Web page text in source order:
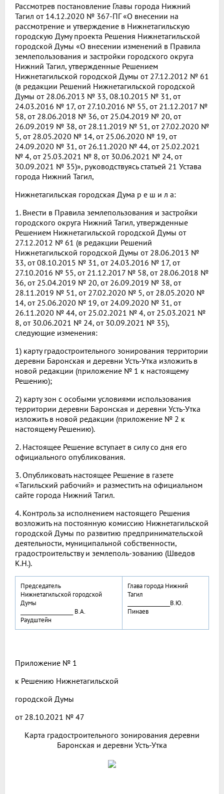
Рассмотрев постановление Главы города Нижний
Тагил от 14.12.2020 № 367-ПГ «О внесении на
рассмотрение и утверждение в Нижнетагильскую
городскую Думу проекта Решения Нижнетагильской
городской Думы «О внесении изменений в Правила
землепользования и застройки городского округа
Нижний Тагил, утвержденные Решением
Нижнетагильской городской Думы от 27.12.2012 № 61
(в редакции Решений Нижнетагильской городской
Думы от 28.06.2013 № 33, 08.10.2015 № 31, от
24.03.2016 № 17, от 27.10.2016 № 55, от 21.12.2017 №
58, от 28.06.2018 № 36, от 25.04.2019 № 20, от
26.09.2019 № 38, от 28.11.2019 № 51, от 27.02.2020 №
5, от 28.05.2020 № 14, от 25.06.2020 № 19, от
24.09.2020 № 31, от 26.11.2020 № 44, от 25.02.2021
№ 4, от 25.03.2021 № 8, от 30.06.2021 № 24, от
30.09.2021 № 35)», руководствуясь статьей 21 Устава
города Нижний Тагил,
Нижнетагильская городская Дума р е ш и л а:
1. Внести в Правила землепользования и застройки
городского округа Нижний Тагил, утвержденные
Решением Нижнетагильской городской Думы от
27.12.2012 № 61 (в редакции Решений
Нижнетагильской городской Думы от 28.06.2013 №
33, от 08.10.2015 № 31, от 24.03.2016 № 17, от
27.10.2016 № 55, от 21.12.2017 № 58, от 28.06.2018 №
36, от 25.04.2019 № 20, от 26.09.2019 № 38, от
28.11.2019 № 51, от 27.02.2020 № 5, от 28.05.2020 №
14, от 25.06.2020 № 19, от 24.09.2020 № 31, от
26.11.2020 № 44, от 25.02.2021 № 4, от 25.03.2021 №
8, от 30.06.2021 № 24, от 30.09.2021 № 35),
следующие изменения:
1) карту градостроительного зонирования территории
деревни Баронская и деревни Усть-Утка изложить в
новой редакции (приложение № 1 к настоящему
Решению);
2) карту зон с особыми условиями использования
территории деревни Баронская и деревни Усть-Утка
изложить в новой редакции (приложение № 2 к
настоящему Решению).
2. Настоящее Решение вступает в силу со дня его
официального опубликования.
3. Опубликовать настоящее Решение в газете
«Тагильский рабочий» и разместить на официальном
сайте города Нижний Тагил.
4. Контроль за исполнением настоящего Решения
возложить на постоянную комиссию Нижнетагильской
городской Думы по развитию предпринимательской
деятельности, муниципальной собственности,
градостроительству и землеполь-зованию (Шведов
К.Н.).
Председатель
Нижнетагильской городской
Думы
_____________________ В.А.
Раудштейн
Глава города Нижний
Тагил
_________________В.Ю.
Пинаев
Приложение № 1
к Решению Нижнетагильской
городской Думы
от 28.10.2021 № 47
Карта градостроительного зонирования деревни
Баронская и деревни Усть-Утка